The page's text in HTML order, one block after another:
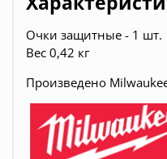
Очки защитные - 1 шт.
Вес 0,42 кг
Произведено